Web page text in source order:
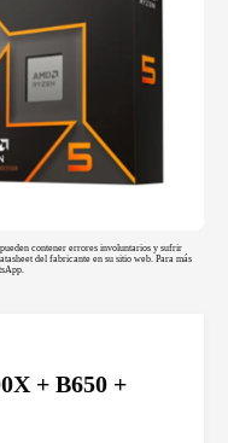
contener errores involuntarios y sufrir
del fabricante en su sitio web. Para más
+ B650 +